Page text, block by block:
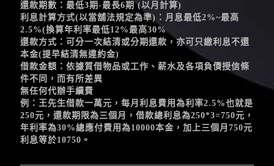
還款期數：最低3期-最長6期 (以月計算)
利息計算方式(以當舖法規定為準)：月息最低2%~最高
2.5%(換算年利率最低12%最高30%
還款方式：可分一次結清或分期還款，亦可只繳利息不還
本金(提早結清無違約金)
借款金額：依據質借物品或工作、薪水及各項負債授信條
件不同，而有所差異
無任何代辦手續費
例：王先生借款一萬元，每月利息費用為利率2.5%也就是
250元，還款期限為三個月，借款總利息為250*3=750元，
年利率為30%總應付費用為10000本金，加上三個月750元
利息等於10750。